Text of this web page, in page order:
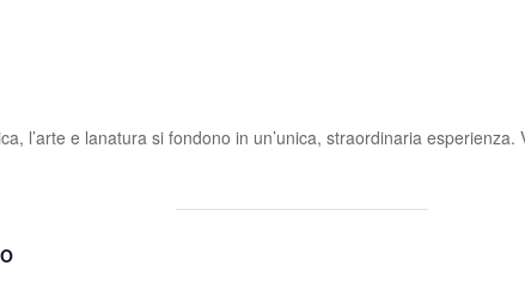
l’arte e lanatura si fondono in un’unica, straordinaria esperienza.